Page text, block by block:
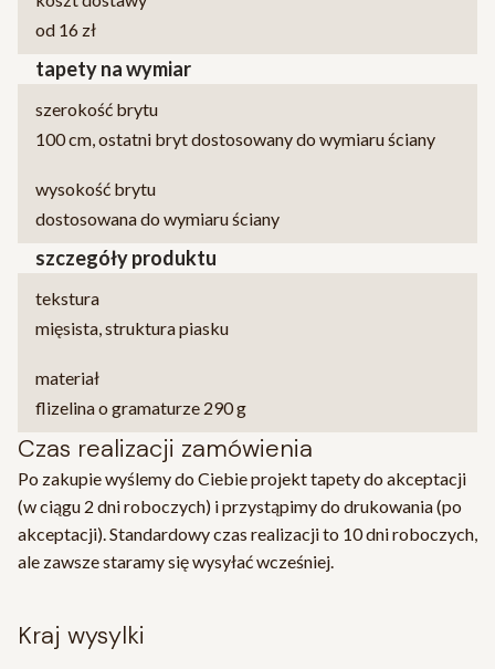
od 16 zł
tapety na wymiar
szerokość brytu
100 cm, ostatni bryt dostosowany do wymiaru ściany
wysokość brytu
dostosowana do wymiaru ściany
szczegóły produktu
tekstura
mięsista, struktura piasku
materiał
flizelina o gramaturze 290 g
Czas realizacji zamówienia
Po zakupie wyślemy do Ciebie projekt tapety do akceptacji
(w ciągu 2 dni roboczych) i przystąpimy do drukowania (po
akceptacji). Standardowy czas realizacji to 10 dni roboczych,
ale zawsze staramy się wysyłać wcześniej.
kraj wysylki